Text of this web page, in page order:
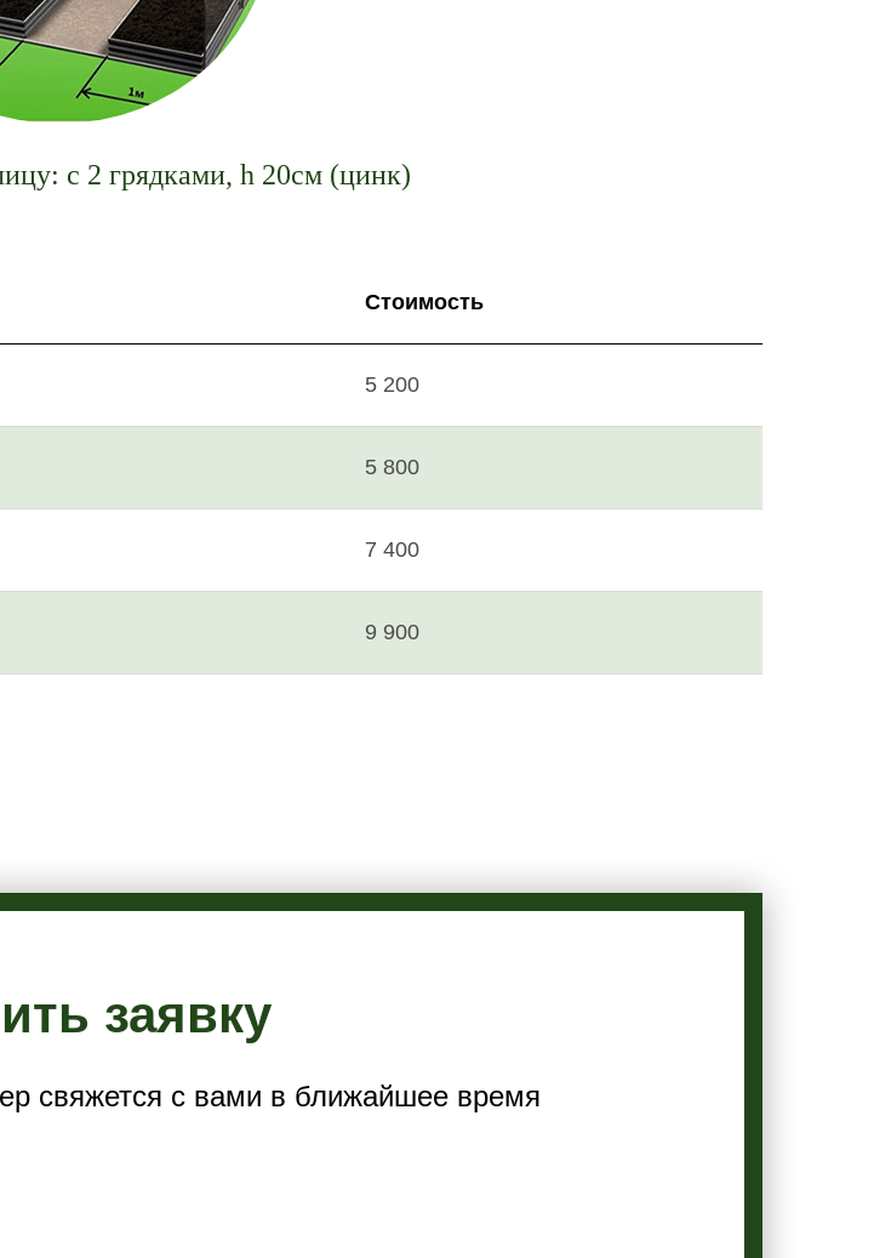
с 2 грядками, h 20см (цинк)
Стоимость
5 200
5 800
7 400
9 900
заявку
свяжется с вами в ближайшее время